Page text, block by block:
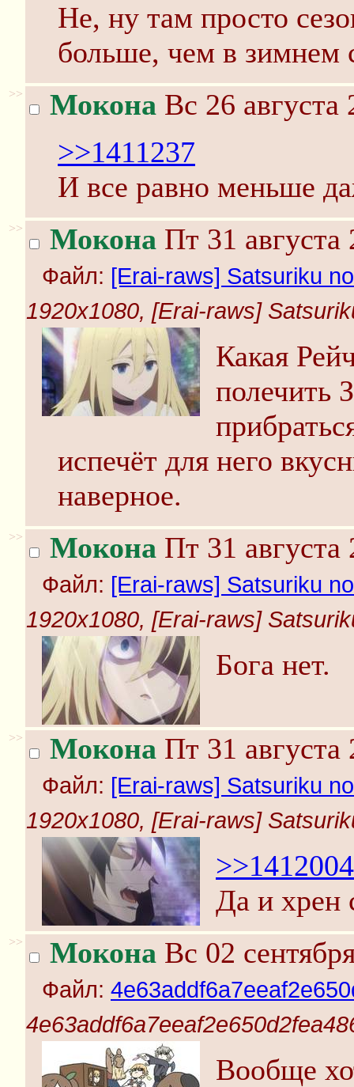
Не, ну там просто
больше, чем в зимнем
>> Мокона Вс 26
>>1411237
И все равно меньше
>> Мокона Пт 31
Файл: [Erai-raws] Satsuriku
1920x1080, [Erai-raws]
Какая
полечить
испечёт для него
наверное.
>> Мокона Пт 31
Файл: [Erai-raws] Satsuriku
1920x1080, [Erai-raws]
Бога нет.
>> Мокона Пт 31
Файл: [Erai-raws] Satsuriku
1920x1080, [Erai-raws]
>>1412004
Да и хрен
>> Мокона Вс 02
Файл:
Вообще